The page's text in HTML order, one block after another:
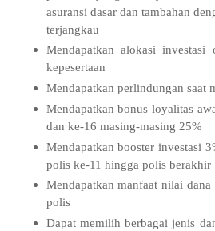
asuransi dasar dan tambahan
terjangkau
Mendapatkan alokasi investasi
kepesertaan
Mendapatkan perlindungan saat
Mendapatkan bonus loyalitas
dan ke-16 masing-masing 25%
Mendapatkan booster investasi
polis ke-11 hingga polis berakhir
Mendapatkan manfaat nilai
polis
Dapat memilih berbagai jenis